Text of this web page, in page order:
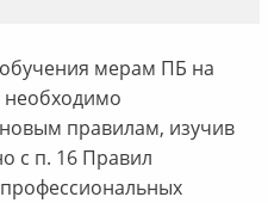
мерам ПБ на
необходимо
правилам, изучив
с п. 16 Правил